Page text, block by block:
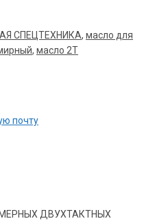
СПЕЦТЕХНИКА, масло для
, масло 2Т
почту
ДВУХТАКТНЫХ